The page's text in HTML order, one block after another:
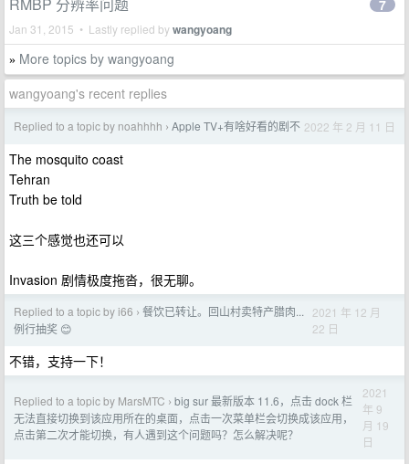
Jan 31, 2015 • Lastly replied bywangyoang
7
» More topics by wangyoang
wangyoang's recent replies
Replied to a topic by noahhhh › Apple TV+有啥好看的剧不 2022 年 2 月 11 日
The mosquito coast
Tehran
Truth be told
这三个感觉也还可以
Invasion 剧情极度拖沓，很无聊。
Replied to a topic by i66 › 餐饮已转让。回山村卖特产腊肉...
例行抽奖 😊
2021 年 12 月
22 日
不错，支持一下！
Replied to a topic by MarsMTC › big sur 最新版本 11.6，点击 dock 栏
无法直接切换到该应用所在的桌面，点击一次菜单栏会切换成该应用，
点击第二次才能切换，有人遇到这个问题吗？怎么解决呢？
2021
年 9
月 19
日